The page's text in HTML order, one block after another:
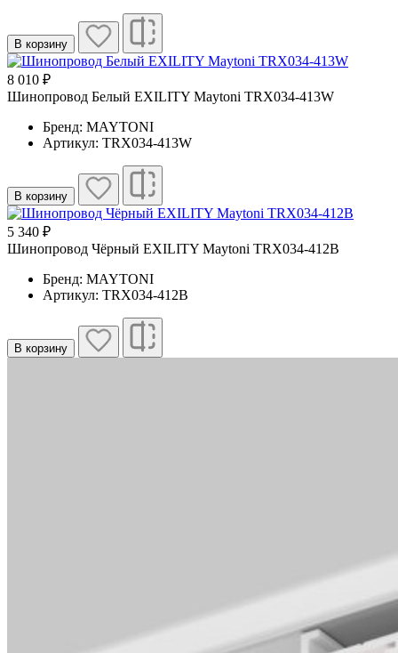
В корзину
8 010 ₽
Шинопровод Белый EXILITY Maytoni TRX034-413W
Бренд: MAYTONI
Артикул: TRX034-413W
В корзину
5 340 ₽
Шинопровод Чёрный EXILITY Maytoni TRX034-412B
Бренд: MAYTONI
Артикул: TRX034-412B
В корзину